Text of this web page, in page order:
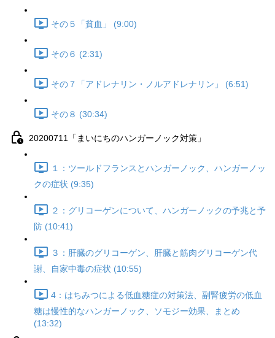
その５「貧血」 (9:00)
その６ (2:31)
その７「アドレナリン・ノルアドレナリン」 (6:51)
その８ (30:34)
20200711「まいにちのハンガーノック対策」
１：ツールドフランスとハンガーノック、ハンガーノッ
クの症状 (9:35)
２：グリコーゲンについて、ハンガーノックの予兆と予
防 (10:41)
３：肝臓のグリコーゲン、肝臓と筋肉グリコーゲン代
謝、自家中毒の症状 (10:55)
4：はちみつによる低血糖症の対策法、副腎疲労の低血
糖は慢性的なハンガーノック、ソモジー効果、まとめ
(13:32)